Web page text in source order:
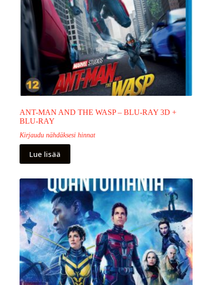
ANT-MAN AND THE WASP – BLU-RAY 3D +
BLU-RAY
Kirjaudu nähdäksesi hinnat
Lue lisää